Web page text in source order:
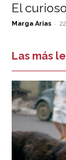
El
Marga Arias -
Las más